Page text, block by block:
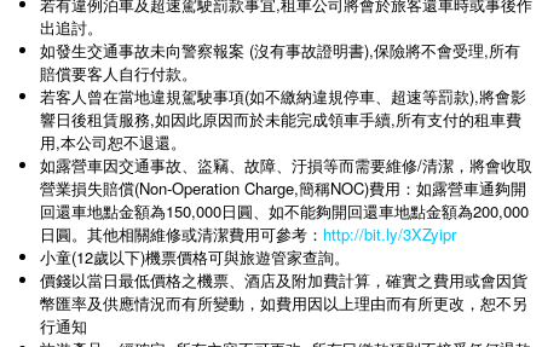
出追討。
如發生交通事故未向警察報案 (沒有事故證明書),保險將不會受理,所有
賠償要客人自行付款。
若客人曾在當地違規駕駛事項(如不繳納違規停車、超速等罰款),將會影
響日後租賃服務,如因此原因而於未能完成領車手續,所有支付的租車費
用,本公司恕不退還。
如露營車因交通事故、盜竊、故障、汙損等而需要維修/清潔，將會收取
營業損失賠償(Non-Operation Charge,簡稱NOC)費用：如露營車通夠開
回還車地點金額為150,000日圓、如不能夠開回還車地點金額為200,000
日圓。其他相關維修或清潔費用可參考： http://bit.ly/3XZyipr
小童(12歲以下)機票價格可與旅遊管家查詢。
價錢以當日最低價格之機票、酒店及附加費計算，確實之費用或會因貨
幣匯率及供應情況而有所變動，如費用因以上理由而有所更改，恕不另
行通知